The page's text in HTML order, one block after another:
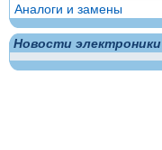
Аналоги и замены
Новости электроники